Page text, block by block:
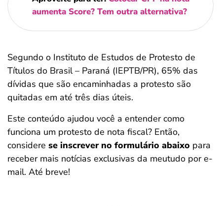
aumenta Score? Tem outra alternativa?
Segundo o Instituto de Estudos de Protesto de
Títulos do Brasil – Paraná (IEPTB/PR), 65% das
dívidas que são encaminhadas a protesto são
quitadas em até três dias úteis.
Este conteúdo ajudou você a entender como
funciona um protesto de nota fiscal? Então,
considere se inscrever no formulário abaixo para
receber mais notícias exclusivas da meutudo por e-
mail. Até breve!